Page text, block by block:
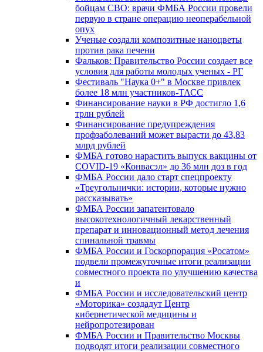
бойцам СВО: врачи ФМБА России провели
первую в стране операцию неоперабельной
опух
Ученые создали композитные наноцветы
против рака печени
Фальков: Правительство России создает все
условия для работы молодых ученых - РГ
Фестиваль "Наука 0+" в Москве привлек
более 18 млн участников-ТАСС
Финансирование науки в РФ достигло 1,6
трлн рублей
Финансирование предупреждения
профзаболеваний может вырасти до 43,83
млрд рублей
ФМБА готово нарастить выпуск вакцины от
COVID-19 «Конвасэл» до 36 млн доз в год
ФМБА России дало старт спецпроекту
«Треугольнички: истории, которые нужно
рассказывать»
ФМБА России запатентовало
высокотехнологичный лекарственный
препарат и инновационный метод лечения
спинальной травмы
ФМБА России и Госкорпорация «Росатом»
подвели промежуточные итоги реализации
совместного проекта по улучшению качества
и
ФМБА России и исследовательский центр
«Моторика» создадут Центр
кибернетической медицины и
нейропротезирован
ФМБА России и Правительство Москвы
подводят итоги реализации совместного